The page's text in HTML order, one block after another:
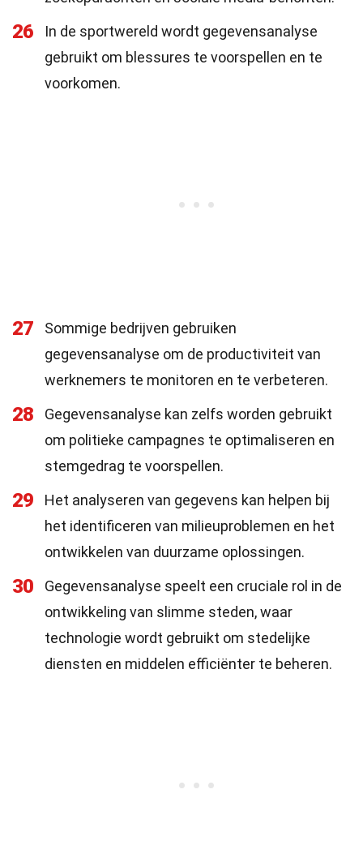
26
In de sportwereld wordt gegevensanalyse
gebruikt om blessures te voorspellen en te
voorkomen.
27
Sommige bedrijven gebruiken
gegevensanalyse om de productiviteit van
werknemers te monitoren en te verbeteren.
28
Gegevensanalyse kan zelfs worden gebruikt
om politieke campagnes te optimaliseren en
stemgedrag te voorspellen.
29
Het analyseren van gegevens kan helpen bij
het identificeren van milieuproblemen en het
ontwikkelen van duurzame oplossingen.
30
Gegevensanalyse speelt een cruciale rol in de
ontwikkeling van slimme steden, waar
technologie wordt gebruikt om stedelijke
diensten en middelen efficiënter te beheren.